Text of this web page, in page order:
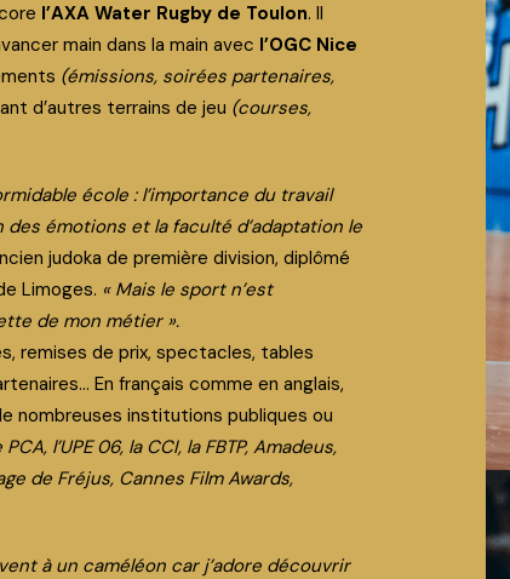
l’AXA Water Rugby de Toulon. Il
main dans la main avec l’OGC Nice
(émissions, soirées partenaires,
d’autres terrains de jeu (courses,
école : l’importance du travail
émotions et la faculté d’adaptation le
judoka de première division, diplômé
Limoges. « Mais le sport n’est
de mon métier ».
remises de prix, spectacles, tables
En français comme en anglais,
nombreuses institutions publiques ou
l’UPE 06, la CCI, la FBTP, Amadeus,
de Fréjus, Cannes Film Awards,
à un caméléon car j’adore découvrir